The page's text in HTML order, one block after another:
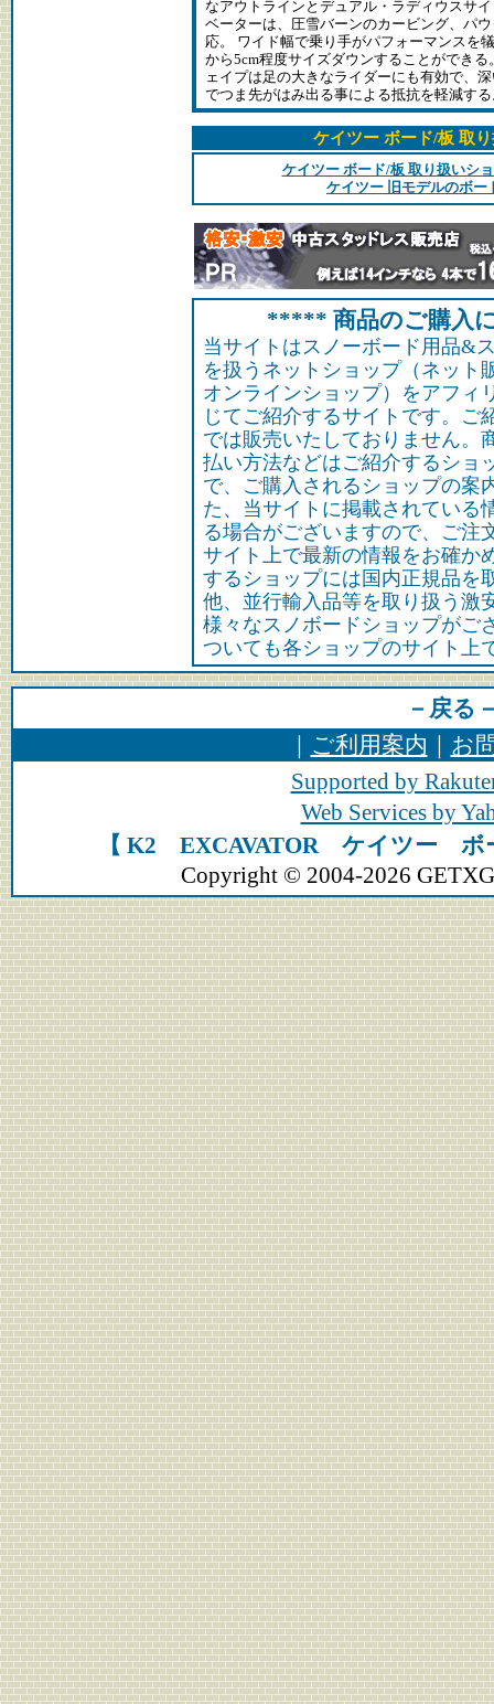
なアウトラインとデュアル・ラディウスサ
ベーターは、圧雪バーンのカービング、パ
応。 ワイド幅で乗り手がパフォーマンスを
から5cm程度サイズダウンすることができ
ェイプは足の大きなライダーにも有効で、
でつま先がはみ出る事による抵抗を軽減す
ケイツー ボード/板 取
ケイツー ボード/板 取り扱いシ
ケイツー 旧モデルのボー
***** 商品のご購入
当サイトはスノーボード用品&
を扱うネットショップ（ネット
オンラインショップ）をアフィ
じてご紹介するサイトです。ご
では販売いたしておりません。
払い方法などはご紹介するショ
で、ご購入されるショップの案
た、当サイトに掲載されている
る場合がございますので、ご注
サイト上で最新の情報をお確か
するショップには国内正規品を
他、並行輸入品等を取り扱う激
様々なスノボードショップがご
ついても各ショップのサイト上
－戻る
｜ ご利用案内 ｜ お
Supported by
Web Services by
【 K2 EXCAVATOR ケイツー ボ
Copyright © 2004-2026